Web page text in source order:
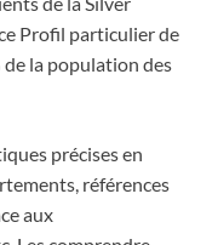
Profil particulier de
la population des
précises en
références
aux